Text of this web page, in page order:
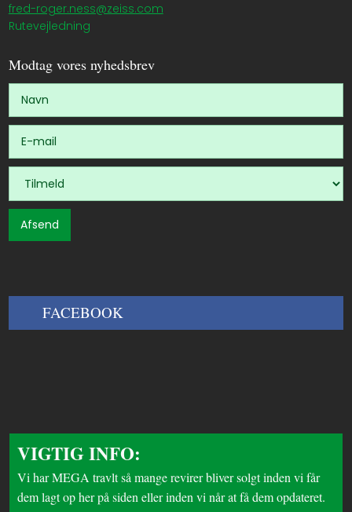
fred-roger.ness@zeiss.com
Rutevejledning
Modtag vores nyhedsbrev​
FACEBOOK​
VIGTIG INFO:
Vi har MEGA travlt så mange revirer bliver solgt inden vi får
dem lagt op her på siden eller inden vi når at få dem opdateret.